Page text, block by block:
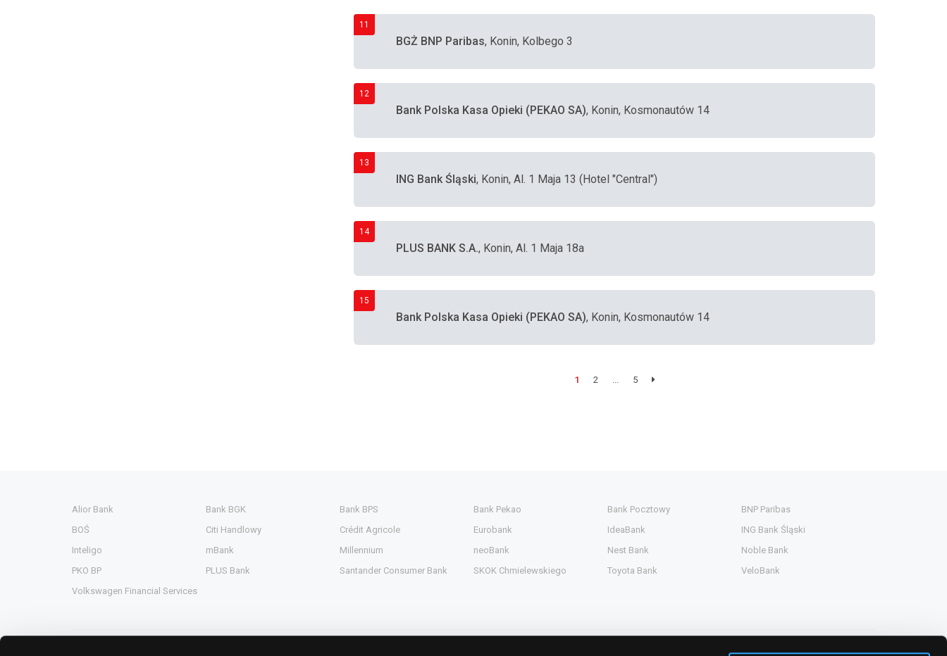
11
BGŻ BNP Paribas, Konin, Kolbego 3
12
Bank Polska Kasa Opieki (PEKAO SA), Konin, Kosmonautów 14
13
ING Bank Śląski, Konin, Al. 1 Maja 13 (Hotel "Central")
14
PLUS BANK S.A., Konin, Al. 1 Maja 18a
15
Bank Polska Kasa Opieki (PEKAO SA), Konin, Kosmonautów 14
1 2 ... 5
Alior Bank Bank BGK Bank BPS Bank Pekao Bank Pocztowy
BNP Paribas
BOŚ
Citi Handlowy Crédit Agricole Eurobank IdeaBank
ING Bank Śląski
Inteligo
mBank Millennium neoBank Nest Bank
Noble Bank
PKO BP
PLUS Bank Santander Consumer Bank SKOK Chmielewskiego Toyota Bank
VeloBank
Volkswagen Financial Services